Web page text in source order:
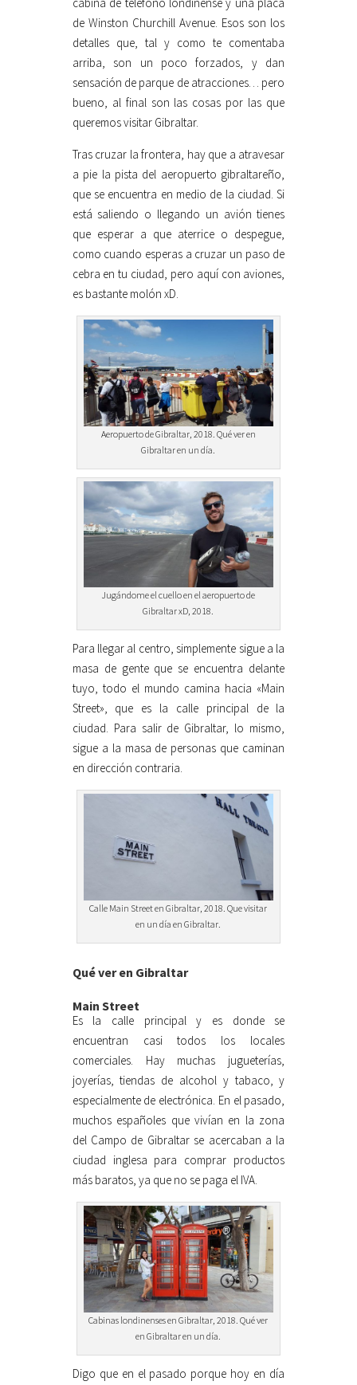
de Winston Churchill Avenue. Esos son los
detalles que, tal y como te comentaba
arriba, son un poco forzados, y dan
sensación de parque de atracciones… pero
bueno, al final son las cosas por las que
queremos visitar Gibraltar.
Tras cruzar la frontera, hay que a atravesar
a pie la pista del aeropuerto gibraltareño,
que se encuentra en medio de la ciudad. Si
está saliendo o llegando un avión tienes
que esperar a que aterrice o despegue,
como cuando esperas a cruzar un paso de
cebra en tu ciudad, pero aquí con aviones,
es bastante molón xD.
Aeropuerto de Gibraltar, 2018. Qué ver en
Gibraltar en un día.
Jugándome el cuello en el aeropuerto de
Gibraltar xD, 2018.
Para llegar al centro, simplemente sigue a la
masa de gente que se encuentra delante
tuyo, todo el mundo camina hacia «Main
Street», que es la calle principal de la
ciudad. Para salir de Gibraltar, lo mismo,
sigue a la masa de personas que caminan
en dirección contraria.
Calle Main Street en Gibraltar, 2018. Que visitar
en un día en Gibraltar.
Qué ver en Gibraltar
Main Street
Es la calle principal y es donde se
encuentran casi todos los locales
comerciales. Hay muchas jugueterías,
joyerías, tiendas de alcohol y tabaco, y
especialmente de electrónica. En el pasado,
muchos españoles que vivían en la zona
del Campo de Gibraltar se acercaban a la
ciudad inglesa para comprar productos
más baratos, ya que no se paga el IVA.
Cabinas londinenses en Gibraltar, 2018. Qué ver
en Gibraltar en un día.
Digo que en el pasado porque hoy en día